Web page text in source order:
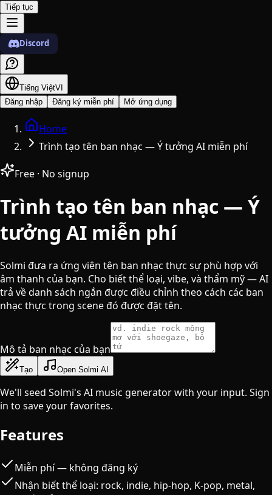
Tiếp tục
Discord
Tiếng ViệtVI
Đăng nhập
Đăng ký miễn phí Mở ứng dụng
Home
Trình tạo tên ban nhạc — Ý tưởng AI miễn phí
Free · No signup
Trình tạo tên ban nhạc — Ý
tưởng AI miễn phí
Solmi đưa ra ứng viên tên ban nhạc thực sự phù hợp với
âm thanh của bạn. Cho biết thể loại, vibe, và thẩm mỹ — AI
trả về danh sách ngắn được điều chỉnh theo cách các ban
nhạc thực trong scene đó được đặt tên.
Mô tả ban nhạc của bạn
Tạo Open Solmi AI
We'll seed Solmi's AI music generator with your input. Sign
in to save your favorites.
Features
Miễn phí — không đăng ký
Nhận biết thể loại: rock, indie, hip-hop, K-pop, metal,